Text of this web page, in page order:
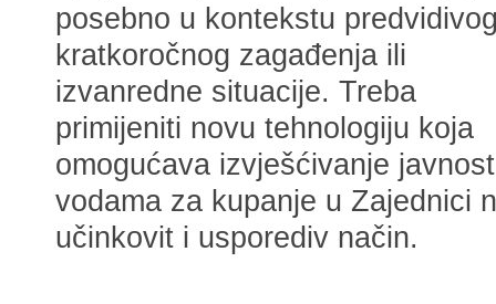
posebno u kontekstu
kratkoročnog zagađenja ili
izvanredne situacije. Treba
primijeniti novu tehnologiju koja
omogućava izvješćivanje
vodama za kupanje u Zajednici
učinkovit i usporediv način.